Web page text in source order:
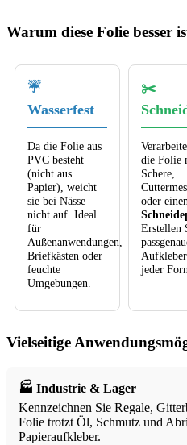
Warum diese Folie besser
☔
Wasserfest
Da die Folie aus
PVC besteht
(nicht aus
Papier), weicht
sie bei Nässe
nicht auf. Ideal
für
Außenanwendungen,
Briefkästen oder
feuchte
Umgebungen.
✂️
die Folie
Schere,
oder
Erstellen
jeder
Vielseitige
🏭 Industrie & Lager
Kennzeichnen Sie Regale,
Folie trotzt Öl, Schmutz und
Papieraufkleber.